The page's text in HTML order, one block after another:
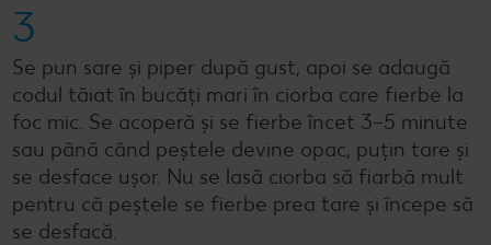
3
Se pun sare și piper după gust, apoi se adaugă
codul tăiat în bucăți mari în ciorba care fierbe la
foc mic. Se acoperă și se fierbe încet 3–5 minute
sau până când peștele devine opac, puțin tare și
se desface ușor. Nu se lasă ciorba să fiarbă mult
pentru că peștele se fierbe prea tare și începe să
se desfacă.